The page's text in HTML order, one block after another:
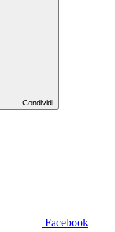
Condividi
Facebook